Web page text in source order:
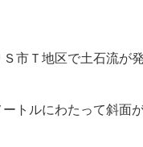
市Ｔ地区で土石流が
トルにわたって斜面